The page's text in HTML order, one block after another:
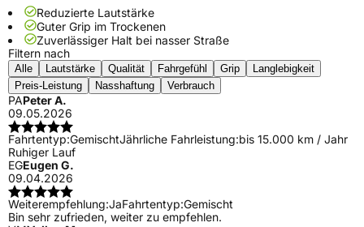
Reduzierte Lautstärke
Guter Grip im Trockenen
Zuverlässiger Halt bei nasser Straße
Filtern nach
Alle Lautstärke Qualität Fahrgefühl Grip
Langlebigkeit
Preis-Leistung
Nasshaftung Verbrauch
PAPeter A.
09.05.2026
Fahrtentyp:GemischtJährliche Fahrleistung:bis 15.000 km / Jahr
Ruhiger Lauf
EGEugen G.
09.04.2026
Weiterempfehlung:JaFahrtentyp:Gemischt
Bin sehr zufrieden, weiter zu empfehlen.